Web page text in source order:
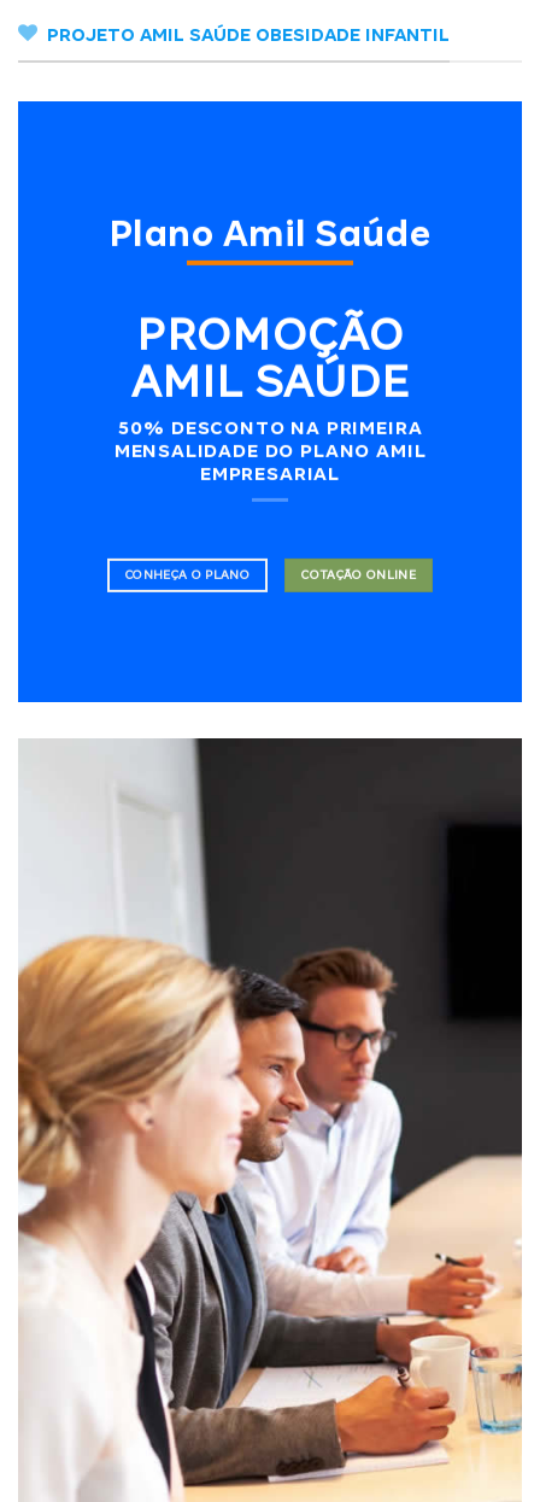
PROJETO AMIL SAÚDE OBESIDADE INFANTIL
Plano Amil Saúde
PROMOÇÃO
AMIL SAÚDE
50% DESCONTO NA PRIMEIRA
MENSALIDADE DO PLANO AMIL
EMPRESARIAL
CONHEÇA O PLANO COTAÇÃO ONLINE